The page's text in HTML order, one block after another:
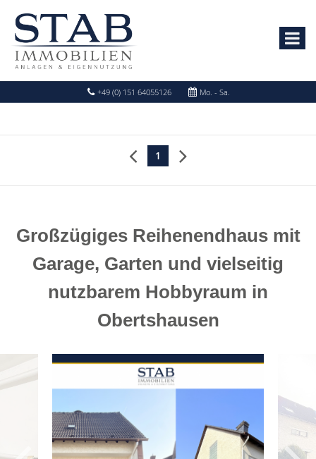
+49 (0) 151 64055126 Mo. - Sa.
1
Großzügiges Reihenendhaus mit
Garage, Garten und vielseitig
nutzbarem Hobbyraum in
Obertshausen